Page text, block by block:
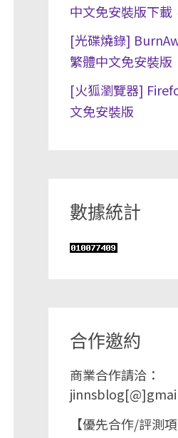
中文免安裝版下載
[光碟燒錄]
繁體中文免安裝版
[火狐瀏覽器]
文免安裝版
數據統計
合作邀約
商業合作請洽：
【優先合作/評測項